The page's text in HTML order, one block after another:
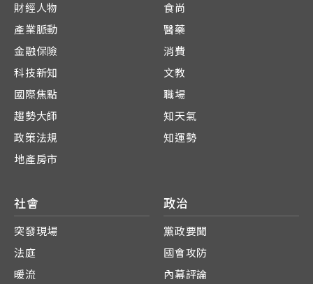
財經人物
產業脈動
金融保險
科技新知
國際焦點
趨勢大師
政策法規
地產房市
食尚
醫藥
消費
文教
職場
知天氣
知運勢
社會
突發現場
法庭
暖流
政治
黨政要聞
國會攻防
內幕評論